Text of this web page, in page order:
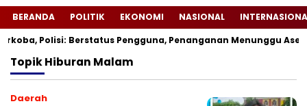
BERANDA POLITIK EKONOMI NASIONAL
Polisi: Berstatus Pengguna, Penanganan Menunggu
TopikHiburan Malam
Daerah